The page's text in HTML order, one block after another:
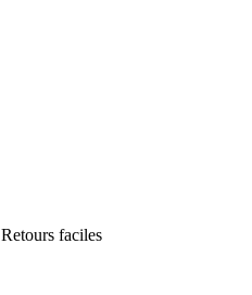
Retours faciles